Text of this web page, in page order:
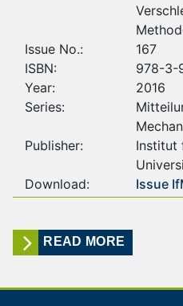
Issue No.:
167
ISBN:
978-3-
Year:
2016
Series:
Publisher:
Institut
Download:
Issue
READ MORE